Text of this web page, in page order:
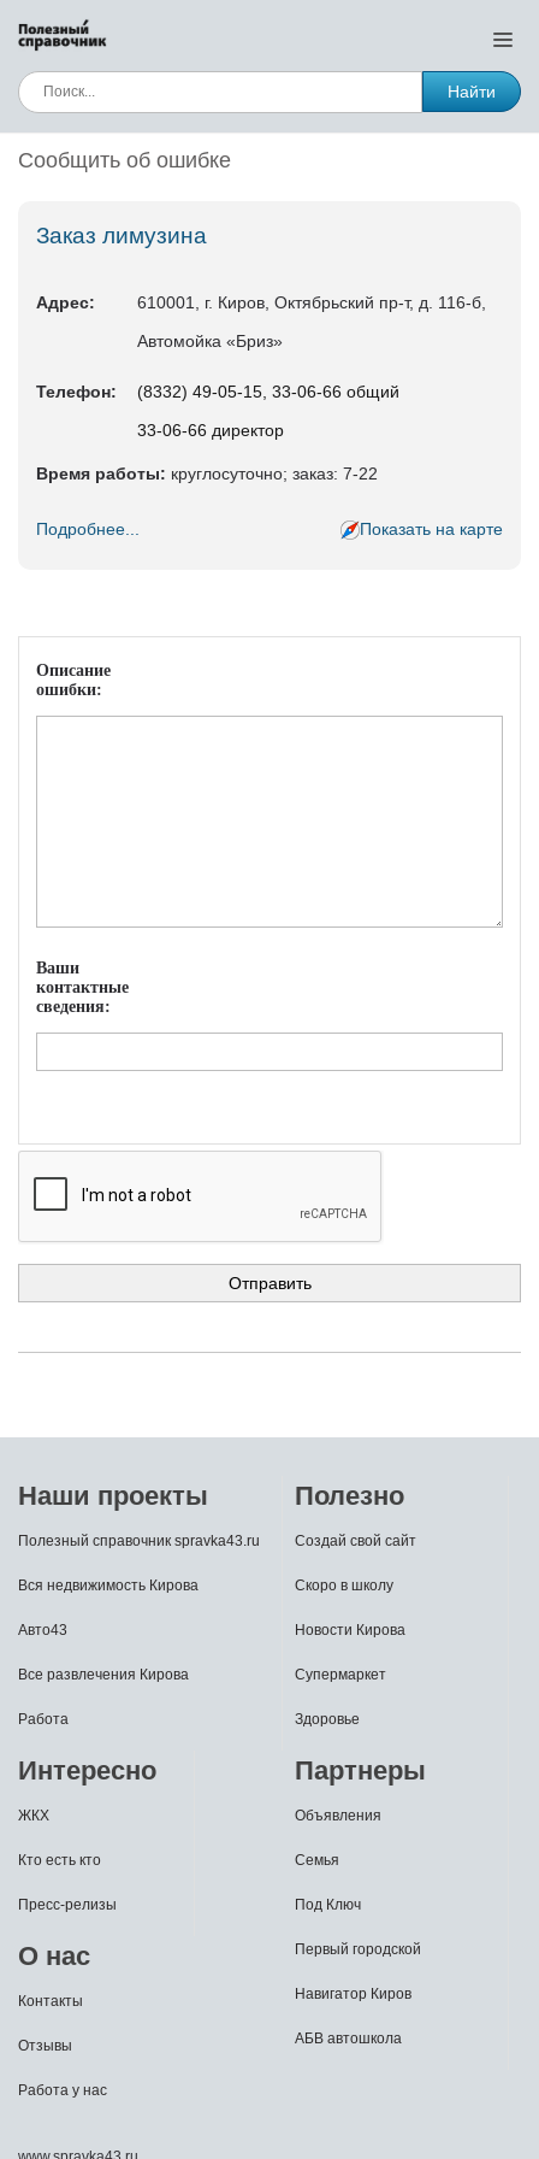
Найти
Сообщить об ошибке
Заказ лимузина
Адрес:
610001, г. Киров, Октябрьский пр-т, д. 116-б,
Автомойка «Бриз»
Телефон:
(8332) 49-05-15, 33-06-66 общий
33-06-66 директор
Время работы: круглосуточно; заказ: 7-22
Подробнее... Показать на карте
Описание
ошибки:
Ваши
контактные
сведения:
Наши проекты
Полезный справочник spravka43.ru
Вся недвижимость Кирова
Авто43
Все развлечения Кирова
Работа
Полезно
Создай свой сайт
Скоро в школу
Новости Кирова
Супермаркет
Здоровье
Интересно
ЖКХ
Кто есть кто
Пресс-релизы
О нас
Контакты
Отзывы
Работа у нас
Партнеры
Объявления
Семья
Под Ключ
Первый городской
Навигатор Киров
АБВ автошкола